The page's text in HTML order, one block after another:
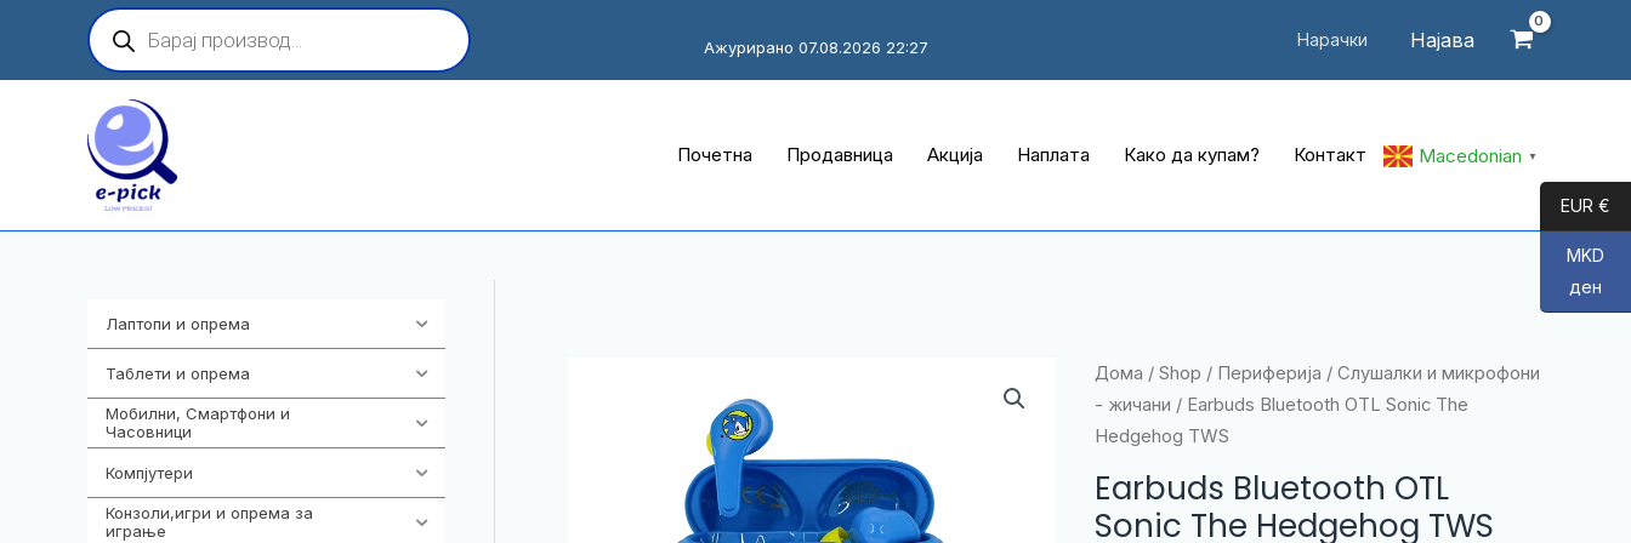
content
Products
search
Нарачки Најава
Ажурирано 07.08.2026 22:27
Почетна Продавница Акција Наплата Како да купам? Контакт Macedonian ▼
Лаптопи и опрема
Таблети и опрема
Мобилни, Смартфони и
Часовници
Компјутери
Конзоли,игри и опрема за
играње
Дома / Shop / Периферија / Слушалки и микрофони
- жичани / Earbuds Bluetooth OTL Sonic The
Hedgehog TWS
Earbuds Bluetooth OTL
Sonic The Hedgehog TWS
EUR €
MKD
ден